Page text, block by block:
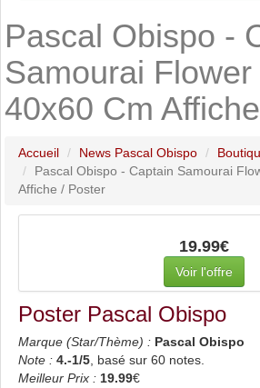
Pascal Obispo -
Samourai Flower
40x60 Cm
Accueil News Pascal Obispo
Pascal Obispo - Captain Samourai
Affiche / Poster
19.99€
Voir l'offre
Poster Pascal Obispo
Marque (Star/Thème) : Pascal Obispo
Note : 4.-1/5 , basé sur 60 notes.
Meilleur Prix : 19.99€